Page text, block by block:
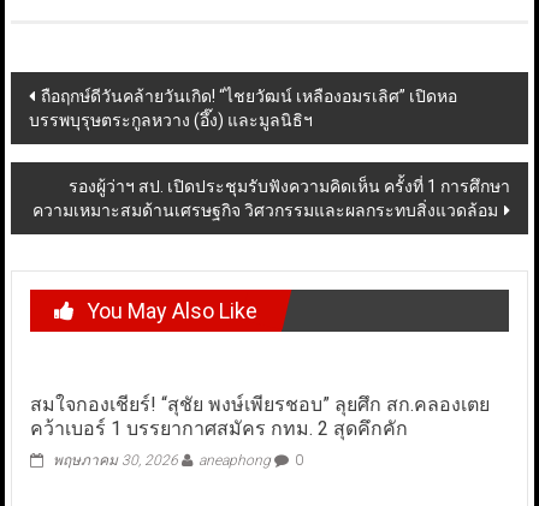
Post
navigation
ถือฤกษ์ดีวันคล้ายวันเกิด! “ไชยวัฒน์ เหลืองอมรเลิศ” เปิดหอ
บรรพบุรุษตระกูลหวาง (อึ๊ง) และมูลนิธิฯ
รองผู้ว่าฯ สป. เปิดประชุมรับฟังความคิดเห็น ครั้งที่ 1 การศึกษา
ความเหมาะสมด้านเศรษฐกิจ วิศวกรรมและผลกระทบสิ่งแวดล้อม
You May Also Like
สมใจกองเชียร์! “สุชัย พงษ์เพียรชอบ” ลุยศึก สก.คลองเตย
คว้าเบอร์ 1 บรรยากาศสมัคร กทม. 2 สุดคึกคัก
พฤษภาคม 30, 2026 aneaphong 0